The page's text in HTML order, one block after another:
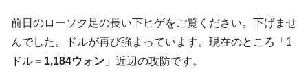
『Money1』
韓国･李在明さっそく不動産対策で浅薄な発
言。
『Money1』
韓国は「中国と同じく」投資に不適格な国
前日のローソク足の長い下ヒゲをご覧ください。下げませ
んでした。ドルが再び強まっています。現在のところ「1
ドル＝ 1,184ウォン 」近辺の攻防です。